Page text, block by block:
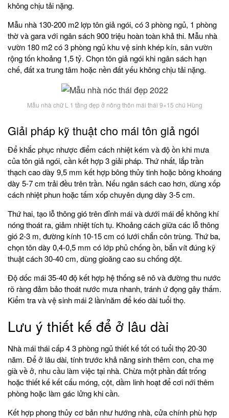
không chịu tải nặng.
Mẫu nhà 130-200 m2 lợp tôn giả ngói, có 3 phòng ngủ, 1 phòng
thờ và gara với ngân sách 900 triệu hoàn toàn khả thi. Mẫu nhà
vườn 180 m2 có 3 phòng ngủ khu vệ sinh khép kín, sân vườn
rộng tốn khoảng 1,5 tỷ. Chọn tôn giả ngói khi ngân sách hạn
chế, đất xa trung tâm hoặc nền đất yếu không chịu tải nặng.
Mẫu nhà chữ L 1 tầng đẹp ở nông thôn mái thái 9×15 chú Hùng
Giải pháp kỹ thuật cho mái tôn giả ngói
Để khắc phục nhược điểm cách nhiệt kém và độ ồn khi mưa
của tôn giả ngói, cần kết hợp 3 giải pháp. Thứ nhất, lắp trần
thạch cao dày 9,5 mm kết hợp bông thủy tinh hoặc bông khoáng
dày 5-7 cm trải đều trên trần. Nếu ngân sách cao hơn, dùng xốp
cách nhiệt phun hoặc tấm xốp chuyên dụng dày 3-5 cm.
Thứ hai, tạo lỗ thông gió trên đỉnh mái và dưới mái để không khí
nóng thoát ra, giảm nhiệt tích tụ. Khoảng cách giữa các lỗ thông
gió 2-3 m, đường kính 10-15 cm có lưới chắn côn trùng. Thứ ba,
chọn tôn dày 0,4-0,5 mm có lớp phủ chống ồn, bắn vít đúng kỹ
thuật cách 30-40 cm, dùng gioăng cao su chống dột.
Độ dốc mái 35-40 độ kết hợp hệ thống sê nô và đường thu nước
rõ ràng đảm bảo thoát nước mưa nhanh, tránh ứ đọng gây thấm.
Kiểm tra và vệ sinh mái 2 lần/năm để kéo dài tuổi thọ.
Lưu ý thiết kế để ở lâu dài
Nhà mái thái cấp 4 3 phòng ngủ thiết kế tốt có tuổi thọ 20-30
năm. Để ở lâu dài, tính trước khả năng sinh thêm con, cha mẹ
già về ở, nhu cầu làm việc tại nhà. Chừa một phần đất trống
hoặc thiết kế kết cấu móng, cột, dầm linh hoạt để cơi nới thêm
phòng hoặc làm gác lửng khi cần.
Kết hợp phong thủy cơ bản như hướng nhà, cửa chính phù hợp